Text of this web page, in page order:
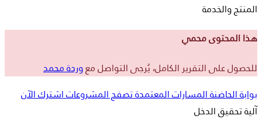
المنتج والخدمة
هذا المحتوى محمي
للحصول على التقرير الكامل، يُرجى التواصل معوردة محمد
بوابة الحاضنةالمسارات المعتمدةتصفح المشروعاتاشترك الآن
آلية تحقيق الدخل